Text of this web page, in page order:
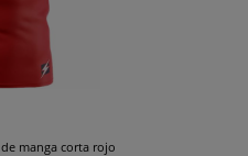
manga corta rojo